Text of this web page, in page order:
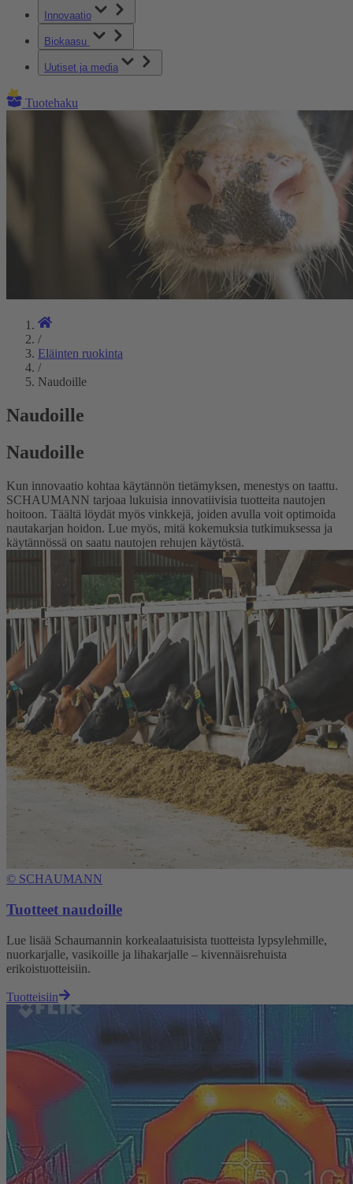
Innovaatio
Biokaasu
Uutiset ja media
Tuotehaku
/
Eläinten ruokinta
/
Naudoille
Naudoille
Naudoille
Kun innovaatio kohtaa käytännön tietämyksen, menestys on taattu.
SCHAUMANN tarjoaa lukuisia innovatiivisia tuotteita nautojen
hoitoon. Täältä löydät myös vinkkejä, joiden avulla voit optimoida
nautakarjan hoidon. Lue myös, mitä kokemuksia tutkimuksessa ja
käytännössä on saatu nautojen rehujen käytöstä.
© SCHAUMANN
Tuotteet naudoille
Lue lisää Schaumannin korkealaatuisista tuotteista lypsylehmille,
nuorkarjalle, vasikoille ja lihakarjalle – kivennäisrehuista
erikoistuotteisiin.
Tuotteisiin